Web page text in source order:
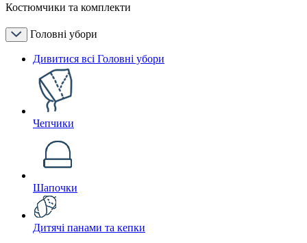
Костюмчики та комплекти
Головні убори
Дивитися всі Головні убори
Чепчики
Шапочки
Дитячі панами та кепки